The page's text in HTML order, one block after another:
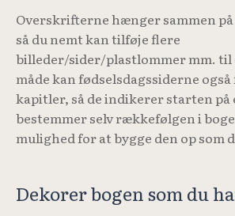
Overskrifterne hænger sammen
så du nemt kan tilføje flere
billeder/sider/plastlommer mm. til
måde kan fødselsdagssiderne
kapitler, så de indikerer starten på
bestemmer selv rækkefølgen i
mulighed for at bygge den op som
Dekorer bogen som du